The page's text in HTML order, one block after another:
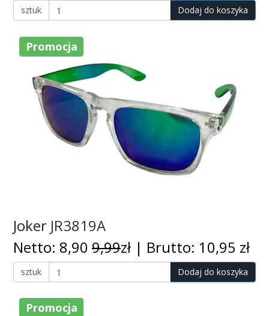
sztuk Dodaj do koszyka
Joker JR3819A
Netto: 8,90 9,99zł | Brutto: 10,95 zł
sztuk Dodaj do koszyka
Promocja
Promocja